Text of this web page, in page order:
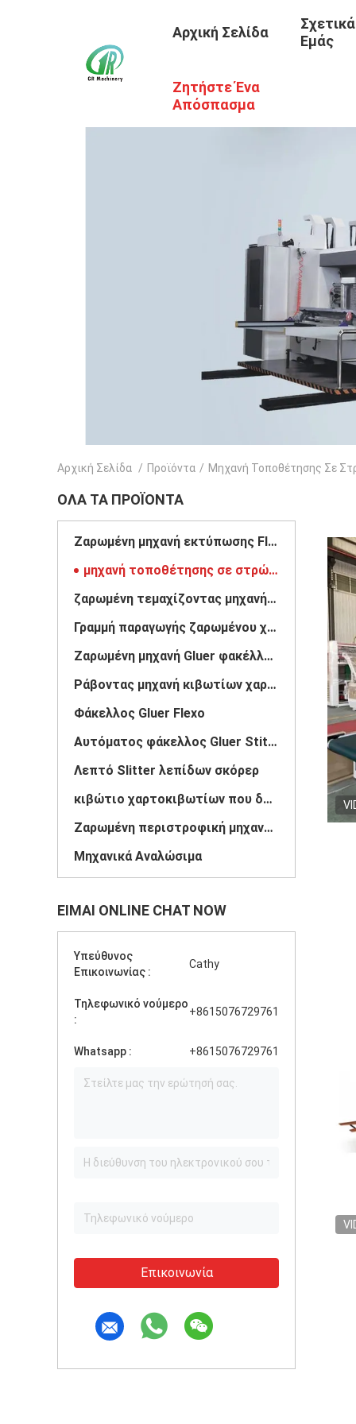
Αρχική Σελίδα
Εμάς
Ζητήστε Ένα
Απόσπασμα
Αρχική Σελίδα / Προϊόντα / Μηχανή Τοποθέτησης Σε
ΌΛΑ ΤΑ ΠΡΟΪΌΝΤΑ
Ζαρωμένη μηχανή εκτύπωσης Flexo χαρτοκιβωτίων
μηχανή τοποθέτησης σε στρώματα φλαούτων
ζαρωμένη τεμαχίζοντας μηχανή χαρτοκιβωτίων
Γραμμή παραγωγής ζαρωμένου χαρτονιού
Ζαρωμένη μηχανή Gluer φακέλλων χαρτοκιβωτίων
Ράβοντας μηχανή κιβωτίων χαρτοκιβωτίων
Φάκελλος Gluer Flexo
Αυτόματος φάκελλος Gluer Stitcher
Λεπτό Slitter λεπίδων σκόρερ
κιβώτιο χαρτοκιβωτίων που δένει τη μηχανή
Ζαρωμένη περιστροφική μηχανή Slotter
Μηχανικά Αναλώσιμα
ΕΊΜΑΙ ONLINE CHAT NOW
Υπεύθυνος
Επικοινωνίας :
Cathy
Τηλεφωνικό νούμερο
:
+8615076729761
Whatsapp : +8615076729761
Επικοινωνία